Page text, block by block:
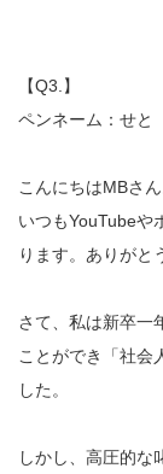
【Q3.】
ペンネーム：せと
こんにちはMBさん
いつもYouTubeや
ります。ありがと
さて、私は新卒一
ことができ「社会
した。
しかし、高圧的な